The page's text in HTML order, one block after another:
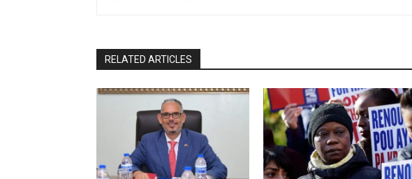
RELATED ARTICLES